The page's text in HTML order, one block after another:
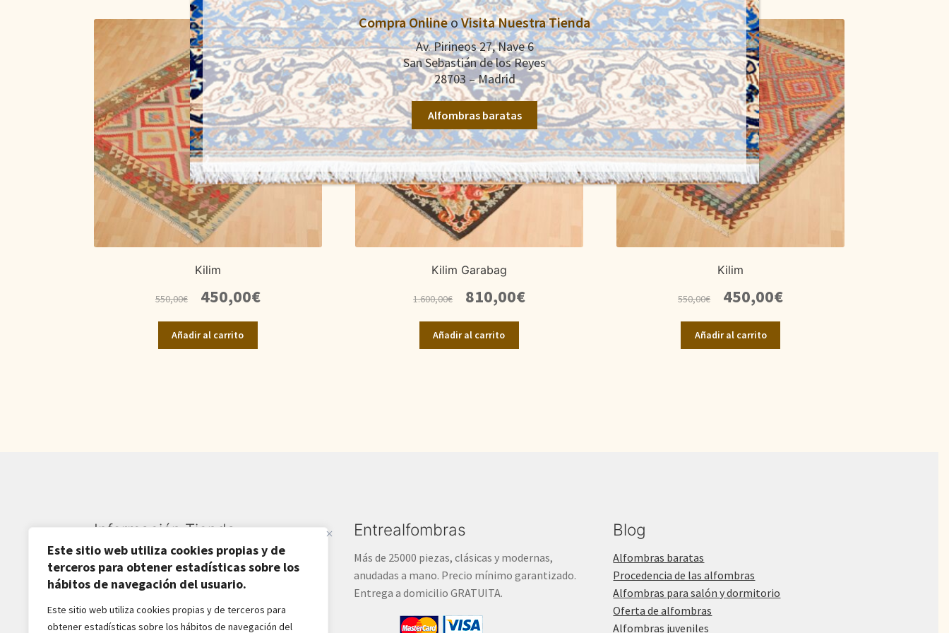
Este sitio web utiliza cookies propias y de
terceros para obtener estadísticas sobre los
hábitos de navegación del usuario.
Este sitio web utiliza cookies propias y de terceros para
obtener estadísticas sobre los hábitos de navegación del
Kilim
550,00€
precio
original
era:
550,00€.
450,00€El
precio
Añadir al carrito
Kilim Garabag
1.600,00€
precio
original
era:
1.600,00€.
810,00€El
precio
Añadir al carrito
Kilim
550,00€
precio
original
era:
550,00€.
450,00€El
precio
Añadir al carrito
Información Tienda
Sardarán SL CIF: B82809781
Av. Pirineos 27, Nave 6
San Sebastián de los Reyes
28703-Madrid - España
Entrealfombras
Más de 25000 piezas, clásicas y modernas,
anudadas a mano. Precio mínimo garantizado.
Entrega a domicilio GRATUITA.
Blog
Alfombras baratas
Procedencia de las alfombras
Alfombras para salón y dormitorio
Oferta de alfombras
Alfombras juveniles
Compra OnlineoVisita Nuestra Tienda
Av. Pirineos 27, Nave 6
San Sebastián de los Reyes
28703 – Madrid
Alfombras baratas